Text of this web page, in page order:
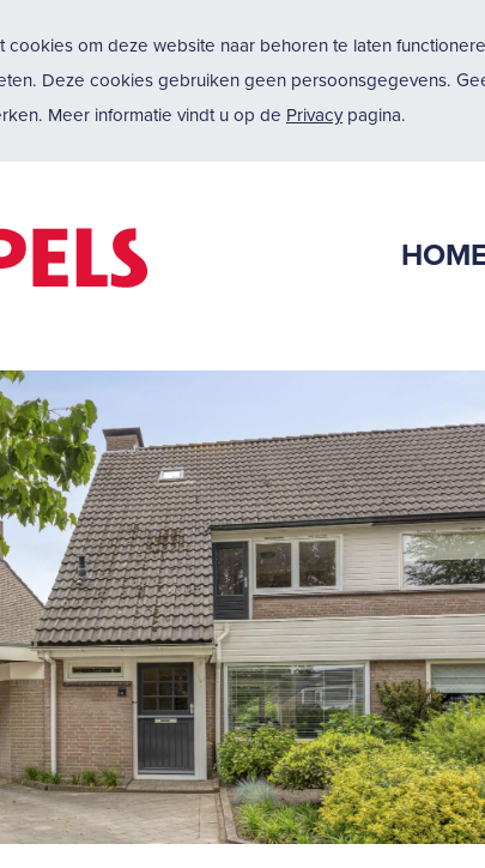
cookies om deze website naar behoren te laten
Deze cookies gebruiken geen persoonsgegevens.
Meer informatie vindt u op de Privacypagina.